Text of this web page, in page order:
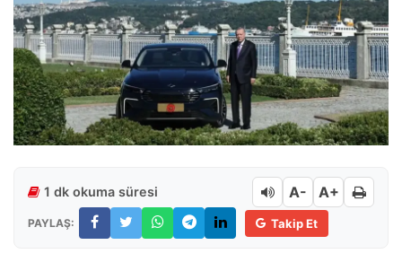
1 dk okuma süresi A- A+
PAYLAŞ: Takip Et